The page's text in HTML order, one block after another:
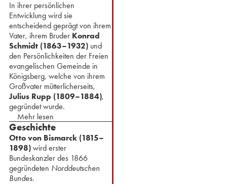
In ihrer persönlichen
Entwicklung wird sie
entscheidend geprägt von ihrem
Vater, ihrem Bruder Konrad
Schmidt (1863–1932) und
den Persönlichkeiten der Freien
evangelischen Gemeinde in
Königsberg, welche von ihrem
Großvater mütterlicherseits,
Julius Rupp (1809–1884),
gegründet wurde.
Mehr lesen
Geschichte
Otto von Bismarck (1815–
1898) wird erster
Bundeskanzler des 1866
gegründeten Norddeutschen
Bundes.